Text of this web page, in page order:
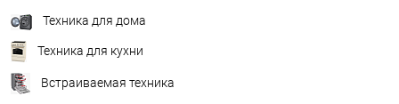
Техника для дома
Техника для кухни
Встраиваемая техника